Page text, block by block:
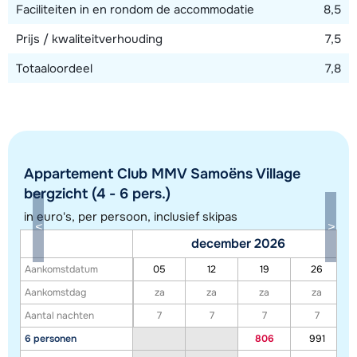
Toon alle accommodaties in dit gebied
exacte locatie kan enigszins afwijken.
Faciliteiten in en rondom de accommodatie
8,5
Prijs / kwaliteitverhouding
7,5
Totaaloordeel
7,8
Appartement Club MMV Samoëns Village
bergzicht (4 - 6 pers.)
in euro's, per persoon, inclusief skipas
Aankomstdatum
Aankomstdag
Aantal nachten
6 personen
december 2026
05 12 19
26
za
za za
za
7
7 7
7
806
991